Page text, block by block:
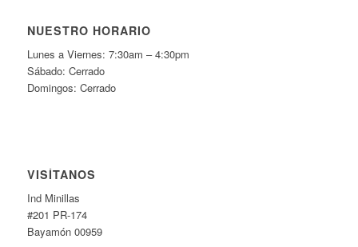
NUESTRO HORARIO
Lunes a Viernes: 7:30am – 4:30pm
Sábado: Cerrado
Domingos: Cerrado
VISÍTANOS
Ind Minillas
#201 PR-174
Bayamón 00959